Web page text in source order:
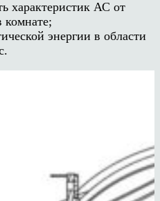
характеристик АС от
комнате;
энергии в области